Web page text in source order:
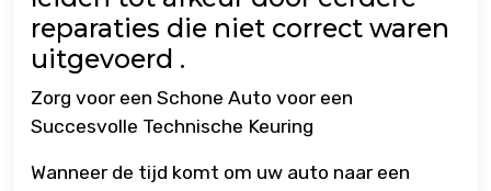
reparaties die niet correct waren
uitgevoerd .
Zorg voor een Schone Auto voor een
Succesvolle Technische Keuring
Wanneer de tijd komt om uw auto naar een